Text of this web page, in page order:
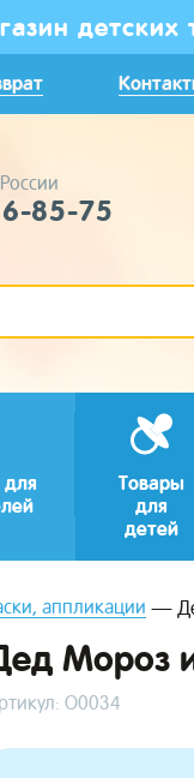
детских
85-75
Товары
для
детей
аппликации
Мороз
О0034